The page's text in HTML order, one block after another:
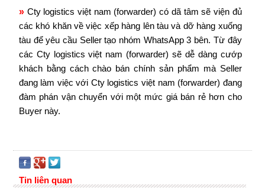
» Cty logistics việt nam (forwarder) có dã tâm sẽ viện đủ
các khó khăn về việc xếp hàng lên tàu và dỡ hàng xuống
tàu để yêu cầu Seller tạo nhóm WhatsApp 3 bên. Từ đây
các Cty logistics việt nam (forwarder) sẽ dễ dàng cướp
khách bằng cách chào bán chính sản phẩm mà Seller
đang làm việc với Cty logistics việt nam (forwarder) đang
đàm phán vận chuyển với một mức giá bán rẻ hơn cho
Buyer này.
Tin liên quan